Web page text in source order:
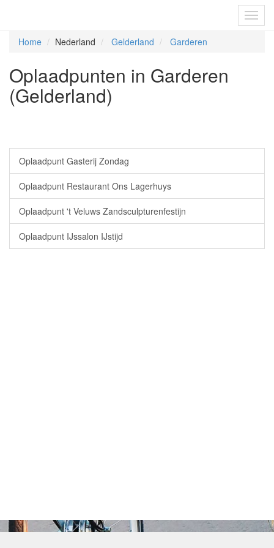
Home Nederland Gelderland Garderen
Oplaadpunten in Garderen
(Gelderland)
Oplaadpunt Gasterij Zondag
Oplaadpunt Restaurant Ons Lagerhuys
Oplaadpunt 't Veluws Zandsculpturenfestijn
Oplaadpunt IJssalon IJstijd